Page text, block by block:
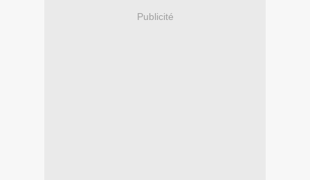
Publicité